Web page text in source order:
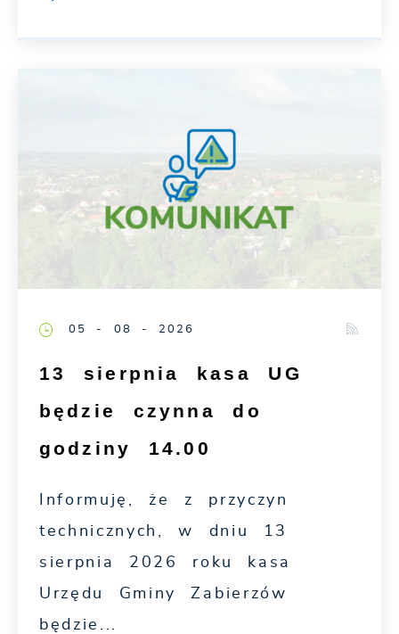
05 - 08 - 2026
13 sierpnia kasa UG
będzie czynna do
godziny 14.00
Informuję, że z przyczyn
technicznych, w dniu 13
sierpnia 2026 roku kasa
Urzędu Gminy Zabierzów
będzie...